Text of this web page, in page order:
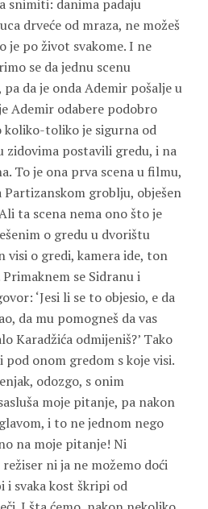
snimiti: danima padaju
drveće od mraza, ne možeš
je po život svakome. I ne
se da jednu scenu
da je onda Ademir pošalje u
Ademir odabere podobro
koliko-toliko je sigurna od
zidovima postavili gredu, i na
To je ona prva scena u filmu,
Partizanskom groblju, obješen
ta scena nema ono što je
o gredu u dvorištu
visi o gredi, kamera ide, ton
se Sidranu i
‘Jesi li se to objesio, e da
da mu pomogneš da vas
Karadžića odmijeniš?’ Tako
pod onom gredom s koje visi.
odozgo, s onim
moje pitanje, pa nakon
i to ne jednom nego
na moje pitanje! Ni
ni ja ne možemo doći
i svaka kost škripi od